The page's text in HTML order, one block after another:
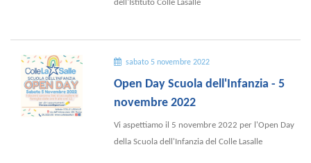
dell'Istituto Colle Lasalle
sabato 5 novembre 2022
Open Day Scuola dell'Infanzia - 5
novembre 2022
Vi aspettiamo il 5 novembre 2022 per l'Open Day
della Scuola dell'Infanzia del Colle Lasalle